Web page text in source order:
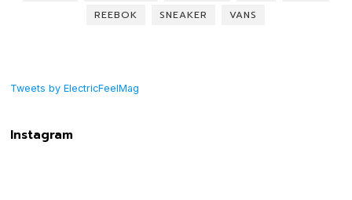
REEBOK
SNEAKER VANS
Tweets by ElectricFeelMag
Instagram